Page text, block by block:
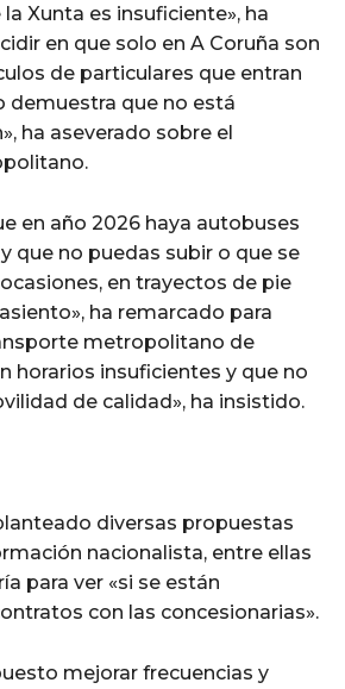
Xunta es insuficiente», ha
en que solo en A Coruña son
de particulares que entran
demuestra que no está
ha aseverado sobre el
en año 2026 haya autobuses
que no puedas subir o que se
en trayectos de pie
ha remarcado para
metropolitano de
horarios insuficientes y que no
de calidad», ha insistido.
diversas propuestas
nacionalista, entre ellas
para ver «si se están
con las concesionarias».
mejorar frecuencias y